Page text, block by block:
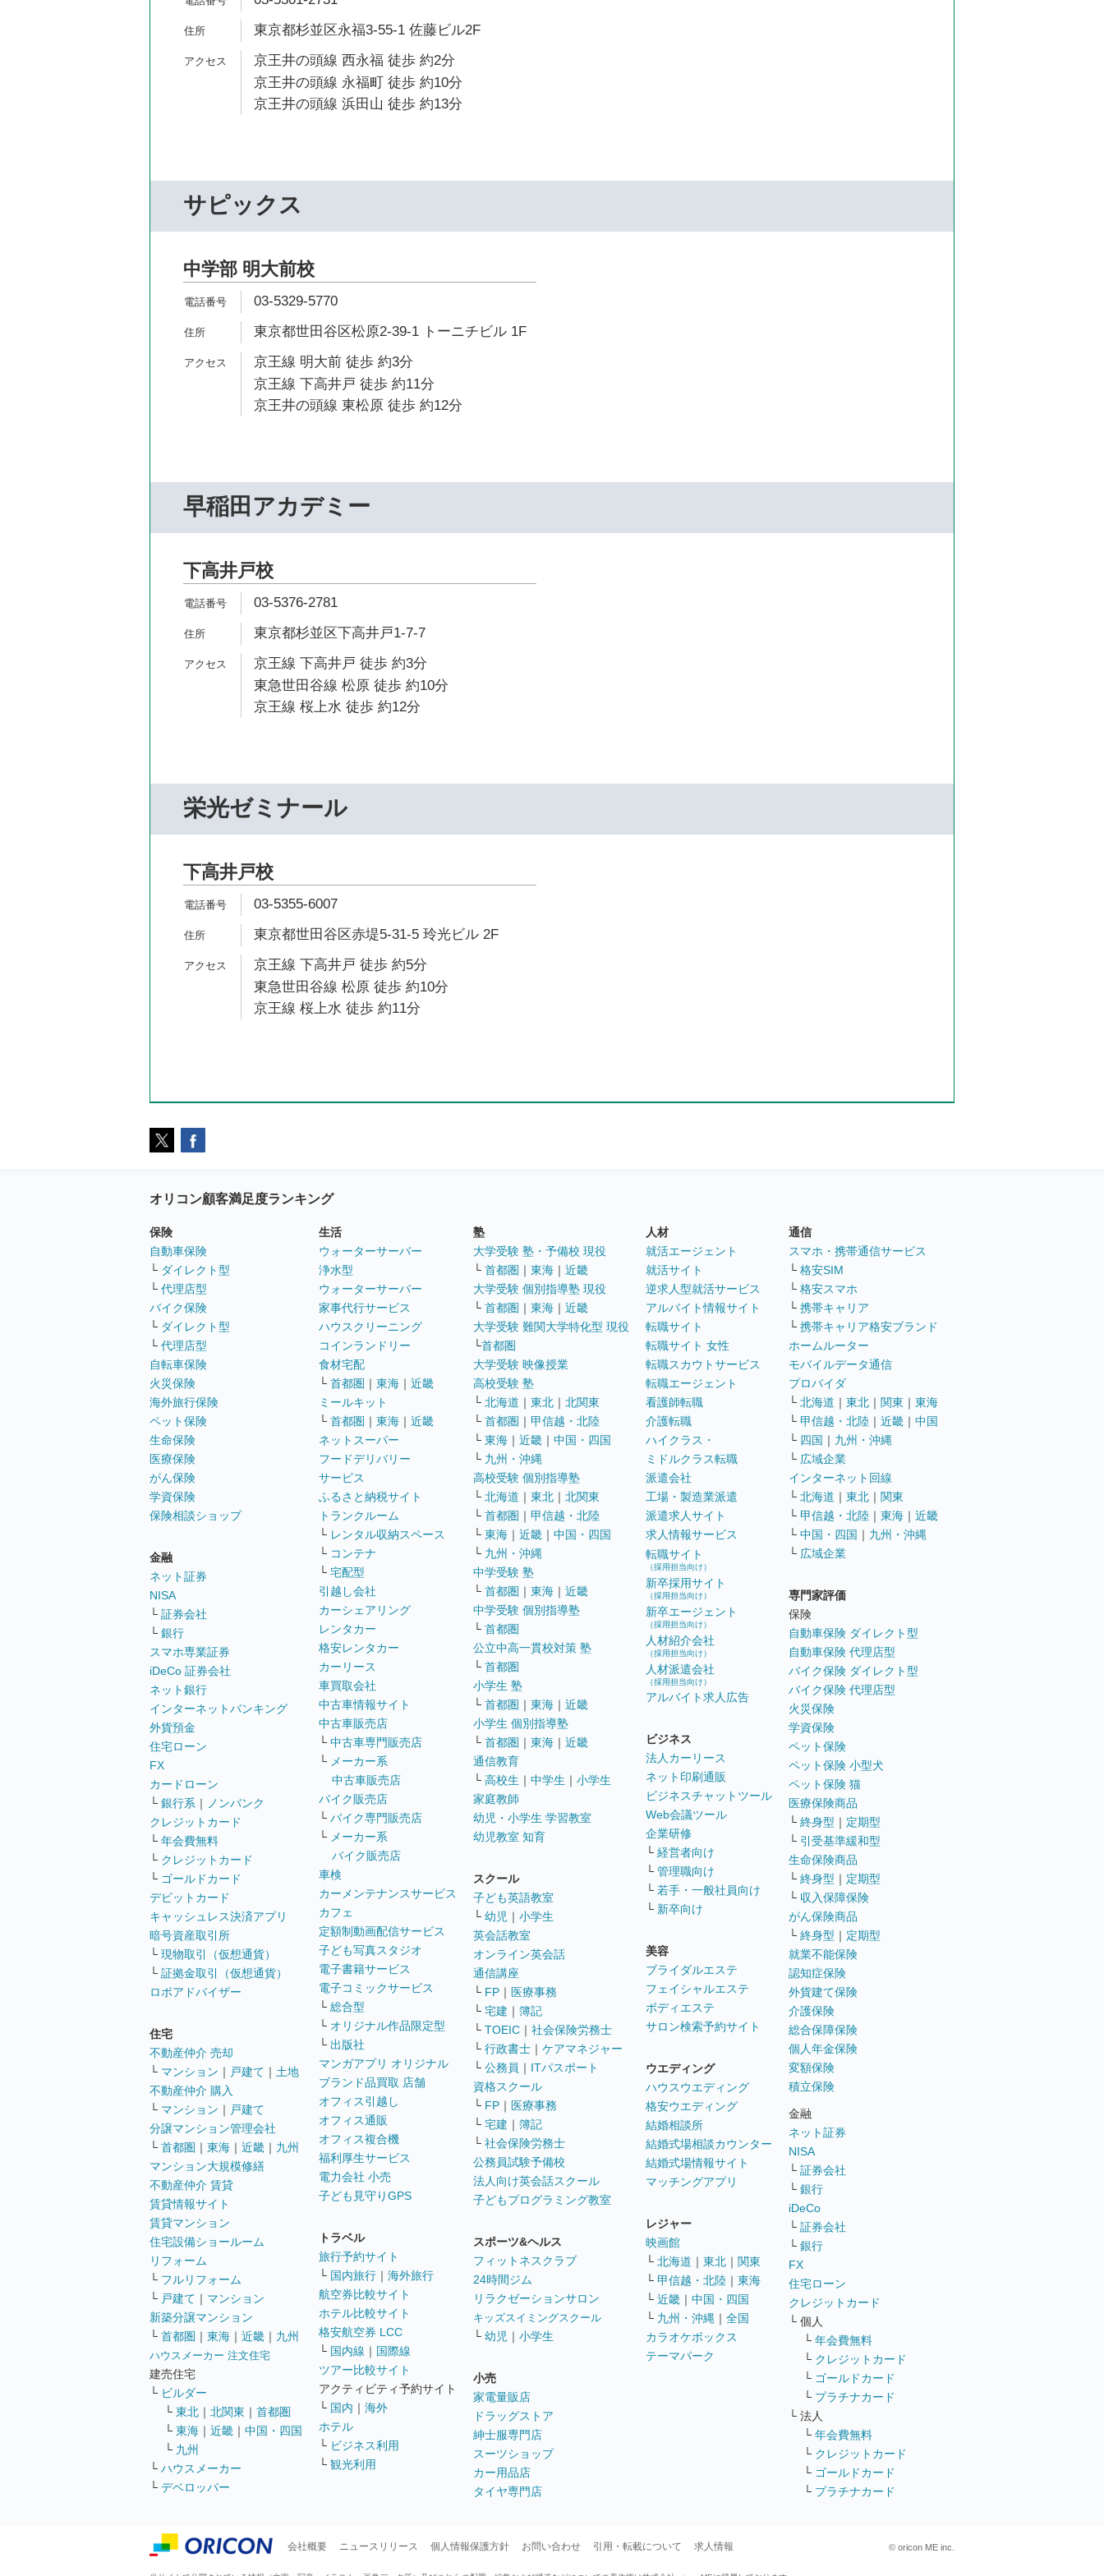
東京都杉並区永福3-55-1 佐藤ビル2F
京王井の頭線 西永福 徒歩 約2分
京王井の頭線 永福町 徒歩 約10分
京王井の頭線 浜田山 徒歩 約13分
サピックス
中学部 明大前校
03-5329-5770
東京都世田谷区松原2-39-1 トーニチビル 1F
京王線 明大前 徒歩 約3分
京王線 下高井戸 徒歩 約11分
京王井の頭線 東松原 徒歩 約12分
早稲田アカデミー
下高井戸校
03-5376-2781
東京都杉並区下高井戸1-7-7
京王線 下高井戸 徒歩 約3分
東急世田谷線 松原 徒歩 約10分
京王線 桜上水 徒歩 約12分
栄光ゼミナール
下高井戸校
03-5355-6007
東京都世田谷区赤堤5-31-5 玲光ビル 2F
京王線 下高井戸 徒歩 約5分
東急世田谷線 松原 徒歩 約10分
京王線 桜上水 徒歩 約11分
オリコン顧客満足度ランキング
保険
自動車保険
└ ダイレクト型
└ 代理店型
バイク保険
└ ダイレクト型
└ 代理店型
自転車保険
火災保険
海外旅行保険
ペット保険
生命保険
医療保険
がん保険
学資保険
保険相談ショップ
金融
ネット証券
NISA
└ 証券会社
└ 銀行
スマホ専業証券
iDeCo 証券会社
ネット銀行
インターネットバンキング
外貨預金
住宅ローン
FX
カードローン
└ 銀行系 ｜
ノンバンク
クレジットカード
└ 年会費無料
└ クレジットカード
└ ゴールドカード
デビットカード
キャッシュレス決済アプリ
暗号資産取引所
└ 現物取引（仮想通貨）
└ 証拠金取引（仮想通貨）
ロボアドバイザー
住宅
不動産仲介 売却
└ マンション ｜ 戸建て ｜ 土地
不動産仲介 購入
└ マンション ｜ 戸建て
分譲マンション管理会社
└ 首都圏 ｜ 東海 ｜ 近畿 ｜ 九州
マンション大規模修繕
不動産仲介 賃貸
賃貸情報サイト
賃貸マンション
住宅設備ショールーム
リフォーム
└ フルリフォーム
└ 戸建て ｜ マンション
新築分譲マンション
└ 首都圏 ｜ 東海 ｜ 近畿 ｜ 九州
ハウスメーカー 注文住宅
建売住宅
└ ビルダー
└ 東北 ｜ 北関東 ｜ 首都圏
└ 東海 ｜ 近畿 ｜ 中国・四国
└ 九州
└ ハウスメーカー
└ デベロッパー
生活
ウォーターサーバー
浄水型
ウォーターサーバー
家事代行サービス
ハウスクリーニング
コインランドリー
食材宅配
└ 首都圏 ｜ 東海 ｜ 近畿
ミールキット
└ 首都圏 ｜ 東海 ｜ 近畿
ネットスーパー
フードデリバリー
サービス
ふるさと納税サイト
トランクルーム
└ レンタル収納スペース
└ コンテナ
└ 宅配型
引越し会社
カーシェアリング
レンタカー
格安レンタカー
カーリース
車買取会社
中古車情報サイト
中古車販売店
└ 中古車専門販売店
└ メーカー系
中古車販売店
バイク販売店
└ バイク専門販売店
└ メーカー系
バイク販売店
車検
カーメンテナンスサービス
カフェ
定額制動画配信サービス
子ども写真スタジオ
電子書籍サービス
電子コミックサービス
└ 総合型
└ オリジナル作品限定型
└ 出版社
マンガアプリ オリジナル
ブランド品買取 店舗
オフィス引越し
オフィス通販
オフィス複合機
福利厚生サービス
電力会社 小売
子ども見守りGPS
トラベル
旅行予約サイト
└ 国内旅行 ｜ 海外旅行
航空券比較サイト
ホテル比較サイト
格安航空券 LCC
└ 国内線 ｜ 国際線
ツアー比較サイト
アクティビティ予約サイト
└ 国内 ｜ 海外
ホテル
└ ビジネス利用
└ 観光利用
塾
大学受験 塾・予備校 現役
└ 首都圏 ｜ 東海 ｜ 近畿
大学受験 個別指導塾 現役
└ 首都圏 ｜ 東海 ｜ 近畿
大学受験 難関大学特化型 現役
└首都圏
大学受験 映像授業
高校受験 塾
└ 北海道 ｜ 東北 ｜ 北関東
└ 首都圏 ｜ 甲信越・北陸
└ 東海 ｜ 近畿 ｜ 中国・四国
└ 九州・沖縄
高校受験 個別指導塾
└ 北海道 ｜ 東北 ｜ 北関東
└ 首都圏 ｜ 甲信越・北陸
└ 東海 ｜ 近畿 ｜ 中国・四国
└ 九州・沖縄
中学受験 塾
└ 首都圏 ｜ 東海 ｜ 近畿
中学受験 個別指導塾
└ 首都圏
公立中高一貫校対策 塾
└ 首都圏
小学生 塾
└ 首都圏 ｜ 東海 ｜ 近畿
小学生 個別指導塾
└ 首都圏 ｜ 東海 ｜ 近畿
通信教育
└ 高校生 ｜ 中学生 ｜ 小学生
家庭教師
幼児・小学生 学習教室
幼児教室 知育
スクール
子ども英語教室
└ 幼児 ｜ 小学生
英会話教室
オンライン英会話
通信講座
└ FP ｜ 医療事務
└ 宅建 ｜ 簿記
└ TOEIC ｜ 社会保険労務士
└ 行政書士 ｜ ケアマネジャー
└ 公務員 ｜ ITパスポート
資格スクール
└ FP ｜ 医療事務
└ 宅建 ｜ 簿記
└ 社会保険労務士
公務員試験予備校
法人向け英会話スクール
子どもプログラミング教室
スポーツ&ヘルス
フィットネスクラブ
24時間ジム
リラクゼーションサロン
キッズスイミングスクール
└ 幼児 ｜ 小学生
小売
家電量販店
ドラッグストア
紳士服専門店
スーツショップ
カー用品店
タイヤ専門店
人材
就活エージェント
就活サイト
逆求人型就活サービス
アルバイト情報サイト
転職サイト
転職サイト 女性
転職スカウトサービス
転職エージェント
看護師転職
介護転職
ハイクラス・
ミドルクラス転職
派遣会社
工場・製造業派遣
派遣求人サイト
求人情報サービス
転職サイト
（採用担当向け）
新卒採用サイト
（採用担当向け）
新卒エージェント
（採用担当向け）
人材紹介会社
（採用担当向け）
人材派遣会社
（採用担当向け）
アルバイト求人広告
ビジネス
法人カーリース
ネット印刷通販
ビジネスチャットツール
Web会議ツール
企業研修
└ 経営者向け
└ 管理職向け
└ 若手・一般社員向け
└ 新卒向け
美容
ブライダルエステ
フェイシャルエステ
ボディエステ
サロン検索予約サイト
ウエディング
ハウスウエディング
格安ウエディング
結婚相談所
結婚式場相談カウンター
結婚式場情報サイト
マッチングアプリ
レジャー
映画館
└ 北海道 ｜ 東北 ｜ 関東
└ 甲信越・北陸 ｜ 東海
└ 近畿 ｜ 中国・四国
└ 九州・沖縄 ｜ 全国
カラオケボックス
テーマパーク
通信
スマホ・携帯通信サービス
└ 格安SIM
└ 格安スマホ
└ 携帯キャリア
└ 携帯キャリア格安ブランド
ホームルーター
モバイルデータ通信
プロバイダ
└ 北海道 ｜ 東北 ｜ 関東 ｜ 東海
└ 甲信越・北陸 ｜ 近畿 ｜ 中国
└ 四国 ｜ 九州・沖縄
└ 広域企業
インターネット回線
└ 北海道 ｜ 東北 ｜ 関東
└ 甲信越・北陸 ｜ 東海 ｜ 近畿
└ 中国・四国 ｜ 九州・沖縄
└ 広域企業
専門家評価
保険
自動車保険 ダイレクト型
自動車保険 代理店型
バイク保険 ダイレクト型
バイク保険 代理店型
火災保険
学資保険
ペット保険
ペット保険 小型犬
ペット保険 猫
医療保険商品
└ 終身型 ｜ 定期型
└ 引受基準緩和型
生命保険商品
└ 終身型 ｜ 定期型
└ 収入保障保険
がん保険商品
└ 終身型 ｜ 定期型
就業不能保険
認知症保険
外貨建て保険
介護保険
総合保障保険
個人年金保険
変額保険
積立保険
金融
ネット証券
NISA
└ 証券会社
└ 銀行
iDeCo
└ 証券会社
└ 銀行
FX
住宅ローン
クレジットカード
└ 個人
└ 年会費無料
└ クレジットカード
└ ゴールドカード
└ プラチナカード
└ 法人
└ 年会費無料
└ クレジットカード
└ ゴールドカード
└ プラチナカード
会社概要 ニュースリリース 個人情報保護方針 お問い合わせ 引用・転載について 求人情報 © oricon ME inc.